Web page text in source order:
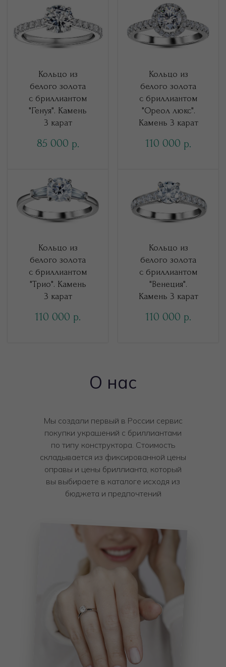
Кольцо из
белого золота
с бриллиантом
"Генуя". Камень
3 карат
85 000 р.
Кольцо из
белого золота
с бриллиантом
"Ореол люкс".
Камень 3 карат
110 000 р.
Кольцо из
белого золота
с бриллиантом
"Трио". Камень
3 карат
110 000 р.
Кольцо из
белого золота
с бриллиантом
"Венеция".
Камень 3 карат
110 000 р.
О нас
Мы создали первый в России сервис
покупки украшений с бриллиантами
по типу конструктора. Стоимость
складывается из фиксированной цены
оправы и цены бриллианта, который
вы выбираете в каталоге исходя из
бюджета и предпочтений